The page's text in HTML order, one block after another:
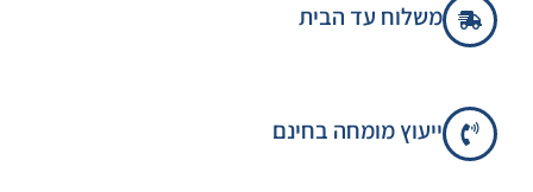
משלוח עד הבית
ייעוץ מומחה בחינם